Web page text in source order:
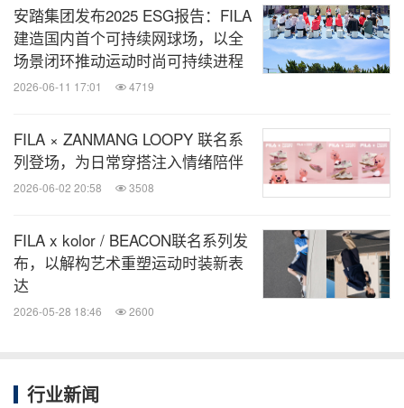
知消
微信公众号“知消”发布全球消费品、零售、时
尚、物流行业最新动态。扫描二维码，立即
关键词：时尚 日用品 体育运动
体育装备
安踏集团发布2025 ESG报告：FILA
建造国内首个可持续网球场，以全
场景闭环推动运动时尚可持续进程
2026-06-11 17:01 4719
FILA × ZANMANG LOOPY 联名系
列登场，为日常穿搭注入情绪陪伴
2026-06-02 20:58 3508
FILA x kolor / BEACON联名系列发
布，以解构艺术重塑运动时装新表
达
2026-05-28 18:46 2600
行业新闻